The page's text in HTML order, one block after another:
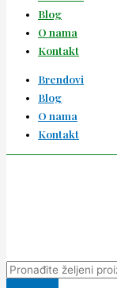
Blog
O nama
Kontakt
Brendovi
Blog
O nama
Kontakt